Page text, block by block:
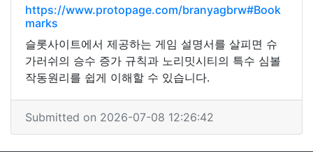
https://www.protopage.com/branyagbrw#Book
marks
슬롯사이트에서 제공하는 게임 설명서를 살피면 슈
가러쉬의 승수 증가 규칙과 노리밋시티의 특수 심볼
작동원리를 쉽게 이해할 수 있습니다.
Submitted on 2026-07-08 12:26:42